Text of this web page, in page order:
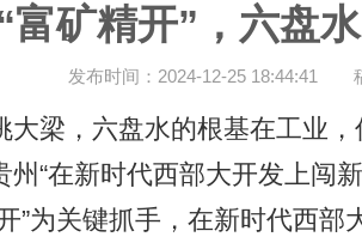
富矿精开”，六盘
发布时间：2024-12-25 18:44:41
，六盘水的根基在工业，
州“在新时代西部大开发上闯
”为关键抓手，在新时代西